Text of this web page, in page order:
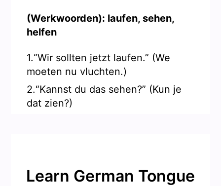
(Werkwoorden): laufen, sehen,
helfen
1.“Wir sollten jetzt laufen.” (We
moeten nu vluchten.)
2.“Kannst du das sehen?” (Kun je
dat zien?)
Learn German Tongue